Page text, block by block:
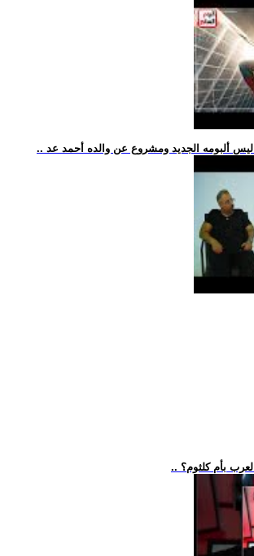
ألبومه الجديد ومشروع عن والده أحمد عد
بأم كلثوم؟